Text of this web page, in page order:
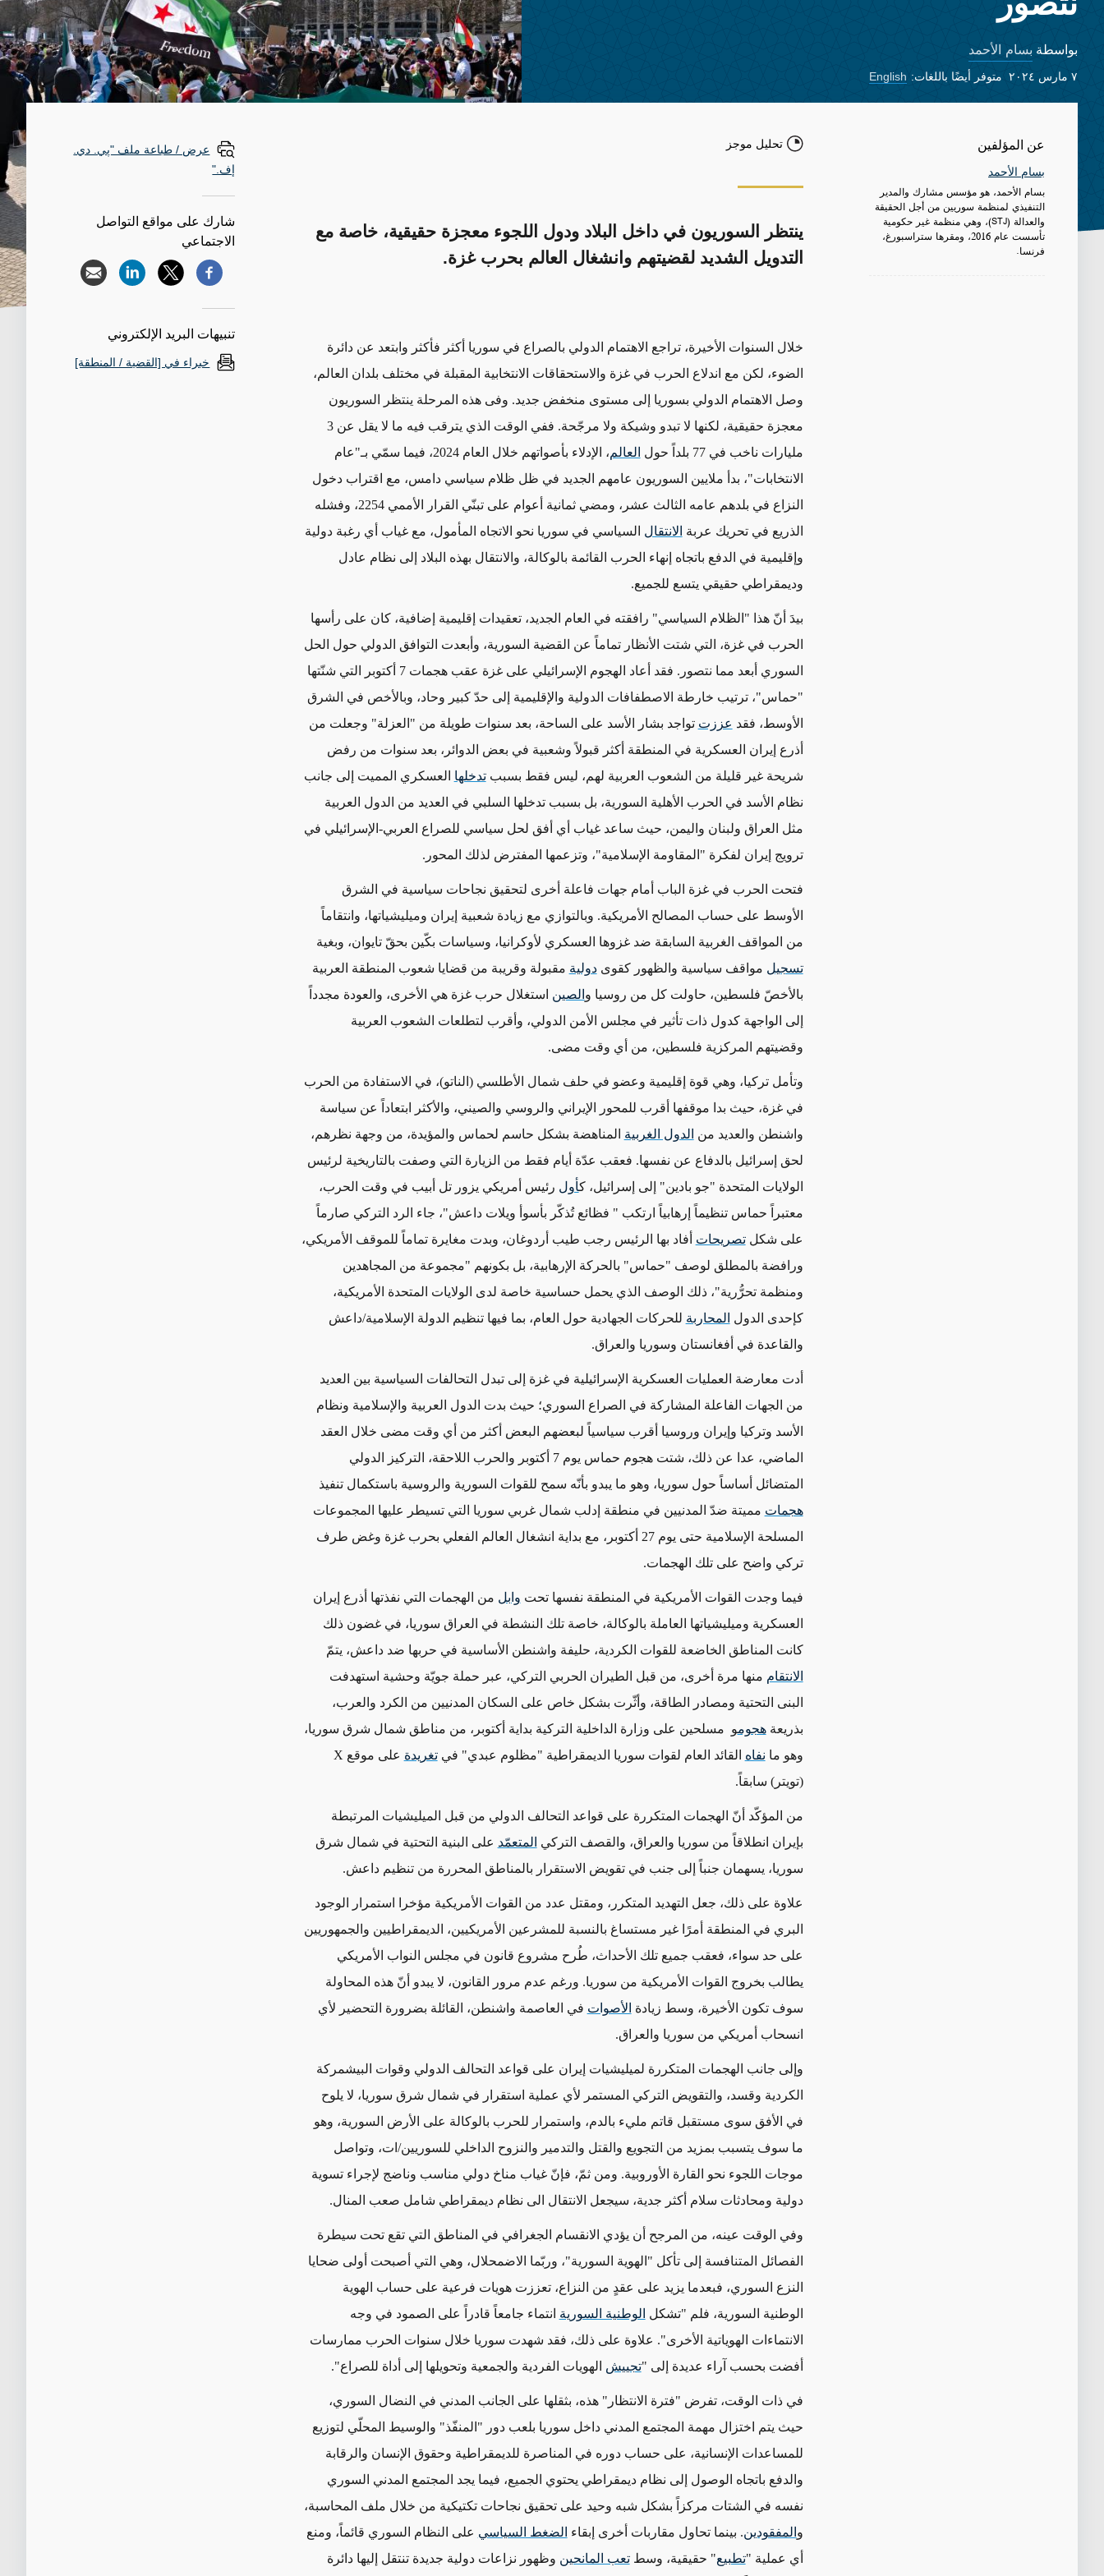
بواسطة بسام الأحمد
٧ مارس ٢٠٢٤ متوفر أيضًا باللغات: English
عن المؤلفين
بسام الأحمد
بسام الأحمد، هو مؤسس مشارك والمدير
التنفيذي لمنظمة سوريين من أجل الحقيقة
والعدالة (STJ)، وهي منظمة غير حكومية
تأسست عام 2016، ومقرها ستراسبورغ،
فرنسا.
تحليل موجز
ينتظر السوريون في داخل البلاد ودول اللجوء معجزة حقيقية، خاصة مع
التدويل الشديد لقضيتهم وانشغال العالم بحرب غزة.
خلال السنوات الأخيرة، تراجع الاهتمام الدولي بالصراع في سوريا أكثر فأكثر وابتعد عن دائرة
الضوء، لكن مع اندلاع الحرب في غزة والاستحقاقات الانتخابية المقبلة في مختلف بلدان العالم،
وصل الاهتمام الدولي بسوريا إلى مستوى منخفض جديد. وفى هذه المرحلة ينتظر السوريون
معجزة حقيقية، لكنها لا تبدو وشيكة ولا مرجّحة. ففي
الوقت الذي يترقب فيه ما لا يقل عن 3
مليارات ناخب في 77 بلداً حول
العالم
، الإدلاء بأصواتهم خلال العام 2024، فيما سمّي بـ"عام
الانتخابات"، بدأ ملايين السوريون عامهم الجديد في ظل ظلام سياسي دامس، مع اقتراب دخول
النزاع في بلدهم عامه الثالث عشر، ومضي ثمانية أعوام على تبنّي القرار الأممي 2254، وفشله
الذريع في تحريك عربة الانتقال السياسي في سوريا نحو الاتجاه المأمول، مع غياب أي رغبة دولية
وإقليمية في الدفع باتجاه إنهاء الحرب القائمة بالوكالة، والانتقال بهذه البلاد إلى نظام عادل
وديمقراطي حقيقي يتسع للجميع.
بيدَ أنّ هذا "الظلام السياسي" رافقته في العام الجديد، تعقيدات إقليمية إضافية، كان على رأسها
الحرب في غزة، التي شتت الأنظار تماماً عن القضية السورية، وأبعدت التوافق الدولي حول الحل
السوري أبعد مما نتصور. فقد أعاد الهجوم الإسرائيلي على غزة عقب هجمات 7 أكتوبر التي شنّتها
"حماس"، ترتيب خارطة الاصطفافات الدولية والإقليمية إلى حدّ كبير وحاد، وبالأخص في الشرق
الأوسط، فقد عززت تواجد بشار الأسد على الساحة، بعد سنوات طويلة من "العزلة" وجعلت من
أذرع إيران العسكرية في المنطقة أكثر قبولاً وشعبية في بعض الدوائر، بعد سنوات من رفض
شريحة غير قليلة من الشعوب العربية لهم، ليس فقط بسببتدخلها العسكري المميت إلى جانب
نظام الأسد في الحرب الأهلية السورية، بل بسبب تدخلها السلبي في العديد من الدول العربية
مثل العراق ولبنان واليمن، حيث ساعد غياب أي أفق لحل سياسي للصراع العربي-الإسرائيلي في
ترويج إيران لفكرة "المقاومة الإسلامية"، وتزعمها المفترض لذلك المحور.
فتحت الحرب في غزة الباب أمام جهات فاعلة أخرى لتحقيق نجاحات سياسية في الشرق
الأوسط على حساب المصالح الأمريكية. وبالتوازي مع زيادة شعبية إيران وميليشياتها، وانتقاماً
من المواقف الغربية السابقة ضد غزوها العسكري لأوكرانيا، وسياسات بكّين بحقّ تايوان، وبغية
تسجيل مواقف سياسية والظهور كقوىدولية مقبولة وقريبة من قضايا شعوب المنطقة العربية
بالأخصّ فلسطين، حاولت كل من روسيا و الصين استغلال حرب غزة هي الأخرى، والعودة مجدداً
إلى الواجهة كدول ذات تأثير في مجلس الأمن الدولي، وأقرب لتطلعات الشعوب العربية
وقضيتهم المركزية فلسطين، من أي وقت مضى.
وتأمل تركيا، وهي قوة إقليمية وعضو في حلف شمال الأطلسي (الناتو)، في الاستفادة من الحرب
في غزة، حيث بدا موقفها أقرب للمحور الإيراني والروسي والصيني، والأكثر ابتعاداً عن سياسة
واشنطن والعديد من الدول الغربية المناهضة بشكل حاسم لحماس والمؤيدة، من وجهة نظرهم،
لحق إسرائيل بالدفاع عن نفسها. فعقب عدّة أيام فقط من الزيارة التي وصفت بالتاريخية لرئيس
الولايات المتحدة "جو بادين" إلى إسرائيل، كأول رئيس أمريكي يزور تل أبيب في وقت الحرب،
معتبراً حماس تنظيماً إرهابياً ارتكب " فظائع تُذكّر بأسوأ ويلات داعش"، جاء الرد التركي صارماً
على شكلتصريحات أفاد بها الرئيس رجب طيب أردوغان، وبدت مغايرة تماماً للموقف الأمريكي،
ورافضة بالمطلق لوصف "حماس" بالحركة الإرهابية، بل بكونهم "مجموعة من المجاهدين
ومنظمة تحرُّرية"، ذلك الوصف الذي يحمل حساسية خاصة لدى الولايات المتحدة الأمريكية،
كإحدى الدول المحاربة للحركات الجهادية حول العام، بما فيها تنظيم الدولة الإسلامية/داعش
والقاعدة في أفغانستان وسوريا والعراق.
أدت معارضة العمليات العسكرية الإسرائيلية في غزة إلى تبدل التحالفات السياسية بين العديد
من الجهات الفاعلة المشاركة في الصراع السوري؛ حيث بدت الدول العربية والإسلامية ونظام
الأسد وتركيا وإيران وروسيا أقرب سياسياً لبعضهم البعض أكثر من أي وقت مضى خلال العقد
الماضي، عدا عن ذلك، شتت هجوم حماس يوم 7 أكتوبر والحرب اللاحقة، التركيز الدولي
المتضائل أساساً حول سوريا، وهو ما يبدو بأنّه سمح للقوات السورية والروسية باستكمال تنفيذ
هجمات مميتة ضدّ المدنيين في منطقة إدلب شمال غربي سوريا التي تسيطر عليها المجموعات
المسلحة الإسلامية حتى يوم 27 أكتوبر، مع بداية انشغال العالم الفعلي بحرب غزة وغض طرف
تركي واضح على تلك الهجمات.
فيما وجدت القوات الأمريكية في المنطقة نفسها تحت وابل من الهجمات التي نفذتها أذرع إيران
العسكرية وميليشياتها العاملة بالوكالة، خاصة تلك النشطة في العراق سوريا، في غضون ذلك
كانت المناطق الخاضعة للقوات الكردية، حليفة واشنطن الأساسية في حربها ضد داعش، يتمّ
الانتقام منها مرة أخرى، من قبل الطيران الحربي التركي، عبر حملة جويّة وحشية استهدفت
البنى التحتية ومصادر الطاقة، وأثّرت بشكل خاص على السكان المدنيين من الكرد والعرب،
بذريعةهجومو مسلحين على وزارة الداخلية التركية بداية أكتوبر، من مناطق شمال شرق سوريا،
وهو ما نفاه القائد العام لقوات سوريا الديمقراطية "مظلوم عبدي" فيتغريدة على موقع X
(تويتر) سابقاً.
من المؤكّد أنّ الهجمات المتكررة على قواعد التحالف الدولي من قبل الميليشيات المرتبطة
بإيران انطلاقاً من سوريا والعراق، والقصف التركي المتعمّد على البنية التحتية في شمال شرق
سوريا، يسهمان جنباً إلى جنب في تقويض الاستقرار بالمناطق المحررة من تنظيم داعش.
علاوة على ذلك، جعل التهديد المتكرر، ومقتل عدد من القوات الأمريكية مؤخرا استمرار الوجود
البري في المنطقة أمرًا غير مستساغ بالنسبة للمشرعين الأمريكيين، الديمقراطيين والجمهوريين
على حد سواء، فعقب جميع تلك الأحداث، طُرح مشروع قانون في مجلس النواب الأمريكي
يطالب بخروج القوات الأمريكية من سوريا. ورغم عدم مرور القانون، لا يبدو أنّ هذه المحاولة
سوف تكون الأخيرة، وسط زيادة الأصوات في العاصمة واشنطن، القائلة بضرورة التحضير لأي
انسحاب أمريكي من سوريا والعراق.
وإلى جانب الهجمات المتكررة لميليشيات إيران على قواعد التحالف الدولي وقوات البيشمركة
الكردية وقسد، والتقويض التركي المستمر لأي عملية استقرار في شمال شرق سوريا، لا يلوح
في الأفق سوى مستقبل قاتم مليء بالدم، واستمرار للحرب بالوكالة على الأرض السورية، وهو
ما سوف يتسبب بمزيد من التجويع والقتل والتدمير والنزوح الداخلي للسوريين/ات، وتواصل
موجات اللجوء نحو القارة الأوروبية. ومن ثمّ، فإنّ غياب مناخ دولي مناسب وناضج لإجراء تسوية
دولية ومحادثات سلام أكثر جدية، سيجعل الانتقال الى نظام ديمقراطي شامل صعب المنال.
وفي الوقت عينه، من المرجح أن يؤدي الانقسام الجغرافي في المناطق التي تقع تحت سيطرة
الفصائل المتنافسة إلىتأكل "الهوية السورية"، وربّما الاضمحلال، وهي التي أصبحت أولى ضحايا
النزع السوري، فبعدما يزيد على عقدٍ من النزاع، تعززت هويات فرعية على حساب الهوية
الوطنية السورية، فلم "تشكل الوطنية السورية انتماء جامعاً قادراً على الصمود في وجه
الانتماءات الهوياتية الأخرى". علاوة على ذلك، فقد شهدت سوريا خلال سنوات الحرب ممارسات
أفضت بحسب آراء عديدة إلى "تجييش الهويات الفردية والجمعية وتحويلها إلى أداة للصراع".
في ذات الوقت، تفرض "فترة الانتظار" هذه، بثقلها على الجانب المدني في النضال السوري،
حيث يتم اختزال مهمة المجتمع المدني داخل سوريا بلعب دور "المنفّذ" والوسيط المحلّي لتوزيع
للمساعدات الإنسانية، على حساب دوره في المناصرة للديمقراطية وحقوق الإنسان والرقابة
والدفع باتجاه الوصول إلى نظام ديمقراطي يحتوي الجميع، فيما يجد المجتمع المدني السوري
نفسه في الشتات مركزاً بشكل شبه وحيد على تحقيق نجاحات تكتيكية من خلال ملف المحاسبة،
و المفقودين. بينما تحاول مقاربات أخرى إبقاء الضغط السياسي على النظام السوري قائماً، ومنع
أي عملية "تطبيع" حقيقية، وسطتعب المانحين وظهور نزاعات دولية جديدة تنتقل إليها دائرة
عرض / طباعة ملف "پي. دي.
إف."
شارك على مواقع التواصل
الاجتماعي
تنبيهات البريد الإلكتروني
خبراء في [القضية / المنطقة]